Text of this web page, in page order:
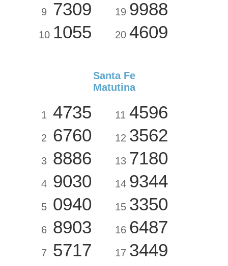
9 7309
10 1055
19 9988
20 4609
Santa Fe
Matutina
1 4735
2 6760
3 8886
4 9030
5 0940
6 8903
7 5717
11 4596
12 3562
13 7180
14 9344
15 3350
16 6487
17 3449